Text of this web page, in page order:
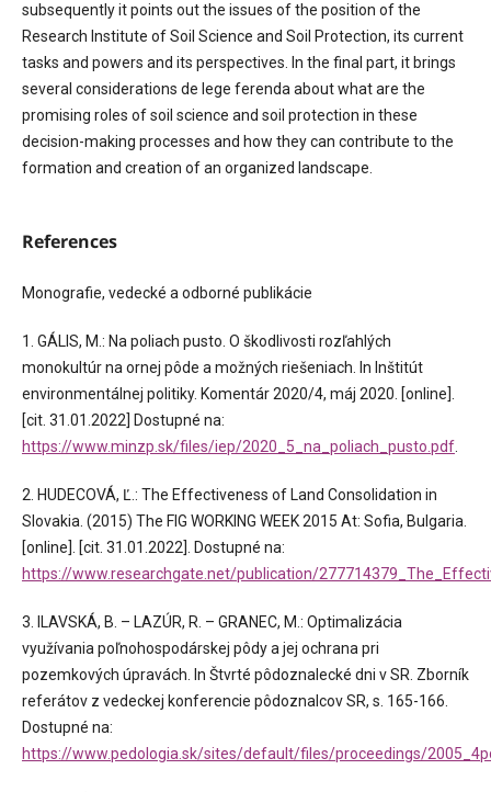
subsequently it points out the issues of the position of the
Research Institute of Soil Science and Soil Protection, its current
tasks and powers and its perspectives. In the final part, it brings
several considerations de lege ferenda about what are the
promising roles of soil science and soil protection in these
decision-making processes and how they can contribute to the
formation and creation of an organized landscape.
References
Monografie, vedecké a odborné publikácie
1. GÁLIS, M.: Na poliach pusto. O škodlivosti rozľahlých
monokultúr na ornej pôde a možných riešeniach. In Inštitút
environmentálnej politiky. Komentár 2020/4, máj 2020. [online].
[cit. 31.01.2022] Dostupné na:
https://www.minzp.sk/files/iep/2020_5_na_poliach_pusto.pdf.
2. HUDECOVÁ, Ľ.: The Effectiveness of Land Consolidation in
Slovakia. (2015) The FIG WORKING WEEK 2015 At: Sofia, Bulgaria.
[online]. [cit. 31.01.2022]. Dostupné na:
https://www.researchgate.net/publication/
3. ILAVSKÁ, B. – LAZÚR, R. – GRANEC, M.: Optimalizácia
využívania poľnohospodárskej pôdy a jej ochrana pri
pozemkových úpravách. In Štvrté pôdoznalecké dni v SR. Zborník
referátov z vedeckej konferencie pôdoznalcov SR, s. 165-166.
Dostupné na:
https://www.pedologia.sk/sites/default/files/proceedings/